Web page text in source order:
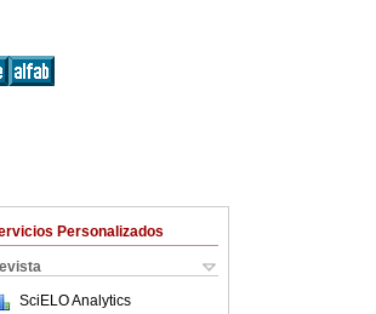
Personalizados
SciELO Analytics